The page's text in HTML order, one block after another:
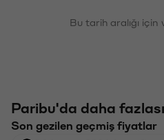
Bu tarih aralığı için
Paribu'da daha
Son gezilen geçmiş fiyatlar